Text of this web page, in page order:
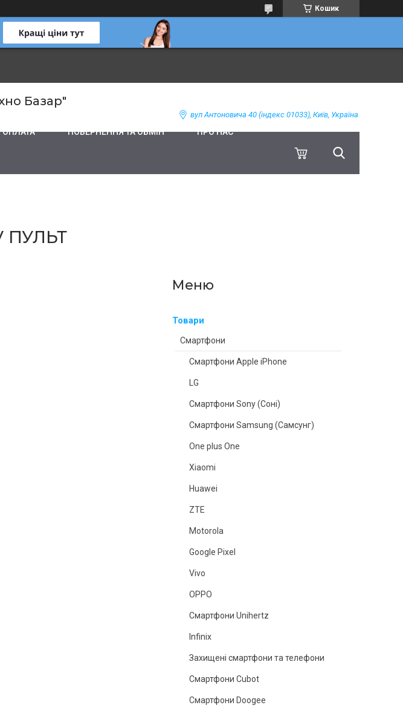
Кошик
Базар"
вул Антоновича 40 (індекс 01033), Київ, Україна
ОПЛАТА ПОВЕРНЕННЯ ТА ОБМІН ПРО НАС
ПУЛЬТ
Товари
Смартфони
Смартфони Apple iPhone
LG
Смартфони Sony (Соні)
Смартфони Samsung (Самсунг)
One plus One
Xiaomi
Huawei
ZTE
Motorola
Google Pixel
Vivo
OPPO
Смартфони Unihertz
Infinix
Захищені смартфони та телефони
Смартфони Cubot
Смартфони Doogee